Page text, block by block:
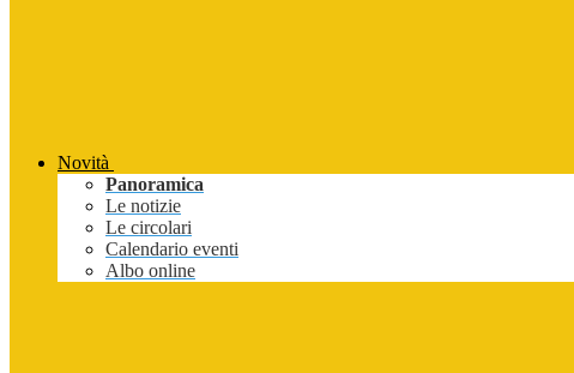
Novità
Panoramica
Le notizie
Le circolari
Calendario eventi
Albo online